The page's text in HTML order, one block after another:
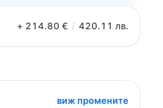
+ 214.80 € / 420.11 лв.
виж промените